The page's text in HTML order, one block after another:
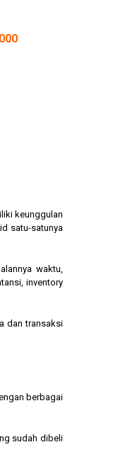
keunggulan
satu-satunya
waktu,
inventory
dan transaksi
berbagai
sudah dibeli